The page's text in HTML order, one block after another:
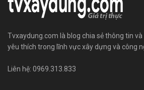
Tvxaydung.com là blog chia sẻ thông tin
yêu thích trong lĩnh vực xây dựng và công
Liên hệ: 0969.313.833